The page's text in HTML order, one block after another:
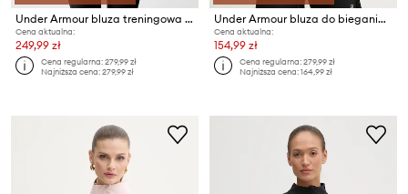
Under Armour bluza treningowa damska Qualifier Run 1
Cena aktualna:
249,99 zł
Cena regularna:279,99 zł
Najniższa cena:279,99 zł
Under Armour bluza do biegania Launch
Cena aktualna:
154,99 zł
Cena regularna:279,99 zł
Najniższa cena:164,99 zł